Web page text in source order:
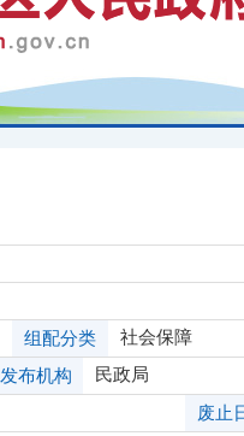
组配分类 社会保障
发布机构
民政局
废止